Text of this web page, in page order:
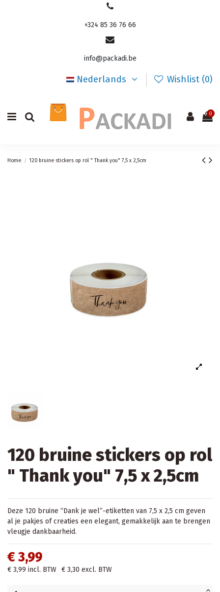
+324 85 36 76 66
info@packadi.be
Nederlands Wishlist (0)
0
Home 120 bruine stickers op rol " Thank you" 7,5 x 2,5cm
120 bruine stickers op rol
" Thank you" 7,5 x 2,5cm
Deze 120 bruine “Dank je wel”-etiketten van 7,5 x 2,5 cm geven
al je pakjes of creaties een elegant, gemakkelijk aan te brengen
vleugje dankbaarheid.
€ 3,99
€ 3,99 incl. BTW € 3,30 excl. BTW